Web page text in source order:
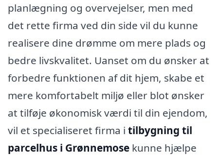
planlægning og overvejelser, men med
det rette firma ved din side vil du kunne
realisere dine drømme om mere plads og
bedre livskvalitet. Uanset om du ønsker at
forbedre funktionen af dit hjem, skabe et
mere komfortabelt miljø eller blot ønsker
at tilføje økonomisk værdi til din ejendom,
vil et specialiseret firma i tilbygning til
parcelhus i Grønnemose kunne hjælpe